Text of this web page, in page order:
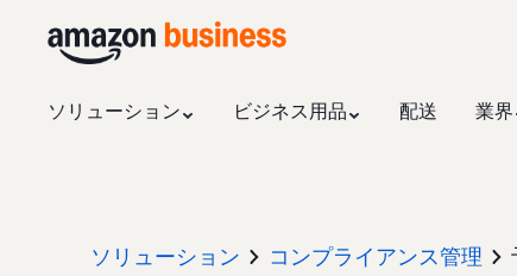
ソリューション ビジネス用品 配送 業界
ソリューション コンプライアンス管理